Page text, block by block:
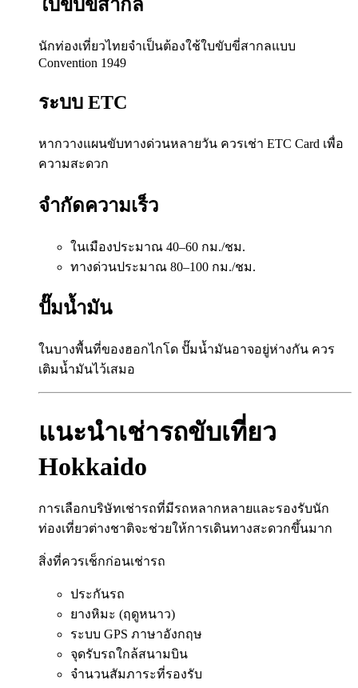
ใบขับขี่สากล
นักท่องเที่ยวไทยจำเป็นต้องใช้ใบขับขี่สากลแบบ
Convention 1949
ระบบ ETC
หากวางแผนขับทางด่วนหลายวัน ควรเช่า ETC Card เพื่อ
ความสะดวก
จำกัดความเร็ว
ในเมืองประมาณ 40–60 กม./ชม.
ทางด่วนประมาณ 80–100 กม./ชม.
ปั๊มน้ำมัน
ในบางพื้นที่ของฮอกไกโด ปั๊มน้ำมันอาจอยู่ห่างกัน ควร
เติมน้ำมันไว้เสมอ
แนะนำเช่ารถขับเที่ยว
Hokkaido
การเลือกบริษัทเช่ารถที่มีรถหลากหลายและรองรับนัก
ท่องเที่ยวต่างชาติจะช่วยให้การเดินทางสะดวกขึ้นมาก
สิ่งที่ควรเช็กก่อนเช่ารถ
ประกันรถ
ยางหิมะ (ฤดูหนาว)
ระบบ GPS ภาษาอังกฤษ
จุดรับรถใกล้สนามบิน
จำนวนสัมภาระที่รองรับ